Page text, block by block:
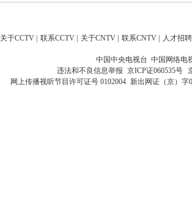
关于CCTV | 联系CCTV | 关于CNTV | 联系CNTV | 人才招聘
中国中央电视台 中国网络电
违法和不良信息举报 京ICP证060535号
网上传播视听节目许可证号 0102004 新出网证（京）